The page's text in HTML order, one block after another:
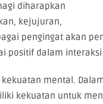
diharapkan
kejujuran,
pengingat akan
positif dalam
mental.
kekuatan untuk